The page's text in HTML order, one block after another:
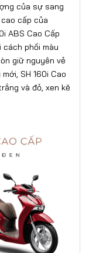
của sự sang
cấp của
ABS Cao Cấp
phối màu
giữ nguyên vẻ
SH 160i Cao
và đỏ, xen kẽ